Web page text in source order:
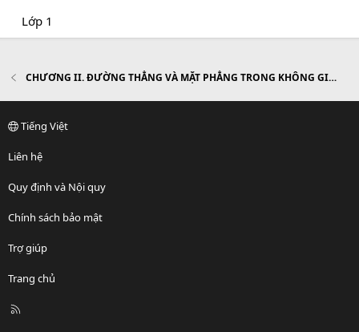
Lớp 1
CHƯƠNG II. ĐƯỜNG THẲNG VÀ MẶT PHẲNG TRONG KHÔNG GIAN. QUAN HỆ SONG SONG
Tiếng Việt
Liên hệ
Quy định và Nội quy
Chính sách bảo mật
Trợ giúp
Trang chủ
R